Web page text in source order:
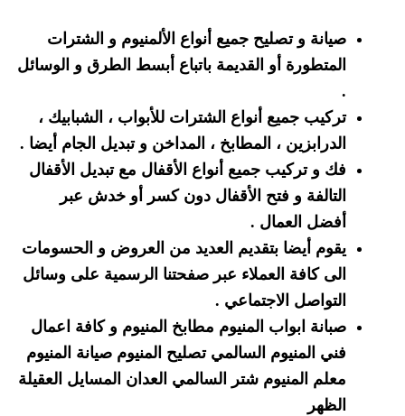
صيانة و تصليح جميع أنواع الألمنيوم و الشترات
المتطورة أو القديمة باتباع أبسط الطرق و الوسائل
.
تركيب جميع أنواع الشترات للأبواب ، الشبابيك ،
الدرابزين ، المطابخ ، المداخن و تبديل الجام أيضا .
فك و تركيب جميع أنواع الأقفال مع تبديل الأقفال
التالفة و فتح الأقفال دون كسر أو خدش عبر
أفضل العمال .
يقوم أيضا بتقديم العديد من العروض و الحسومات
الى كافة العملاء عبر صفحتنا الرسمية على وسائل
التواصل الاجتماعي .
صبانة ابواب المنيوم مطابخ المنيوم و كافة اعمال
فني المنيوم السالمي تصليح المنيوم صيانة المنيوم
معلم المنيوم شتر السالمي العدان المسايل العقيلة
الظهر